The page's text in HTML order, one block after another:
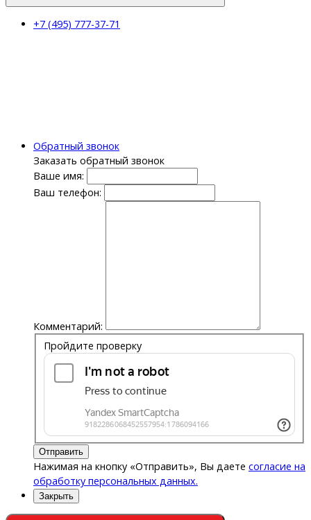
+7 (495) 777-37-71
Обратный звонок
Заказать обратный звонок
Ваше имя:
Ваш телефон:
Комментарий:
Пройдите проверку
Отправить
Нажимая на кнопку «Отправить», Вы даете согласие на
обработку персональных данных.
Закрыть